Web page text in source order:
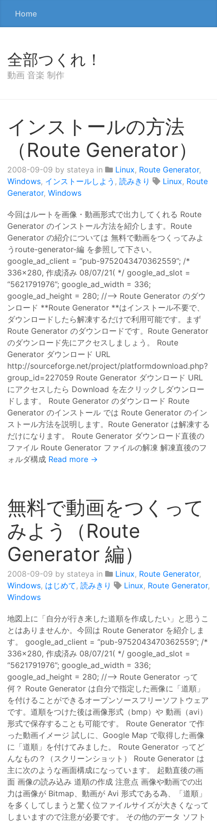
Home
全部つくれ！
動画 音楽 制作
インストールの方法
（Route Generator）
2008-09-09 by stateya in Linux, Route Generator,
Windows, インストールしよう , 読みきり Linux, Route
Generator, Windows
今回はルートを画像・動画形式で出力してくれる Route
Generator のインストール方法を紹介します。Route
Generator の紹介については 無料で動画をつくってみよ
うroute-generator-編 を参照して下さい。
google_ad_client = “pub-9752043470362559”; /*
336x280, 作成済み 08/07/21( */ google_ad_slot =
“5621791976”; google_ad_width = 336;
google_ad_height = 280; //–> Route Generator のダウ
ンロード **Route Generator **はインストール不要で、
ダウンロードしたら解凍するだけで利用可能です。まず
Route Generator のダウンロードです。Route Generator
のダウンロード先にアクセスしましょう。 Route
Generator ダウンロード URL
http://sourceforge.net/project/platformdownload.php?
group_id=227059 Route Generator ダウンロード URL
にアクセスしたら Download を左クリックしダウンロー
ドします。 Route Generator のダウンロード Route
Generator のインストール では Route Generator のイン
ストール方法を説明します。Route Generator は解凍する
だけになります。 Route Generator ダウンロード直後の
ファイル Route Generator ファイルの解凍 解凍直後のフ
ォルダ構成 Read more →
無料で動画をつくって
みよう（Route
Generator 編）
2008-09-09 by stateya in Linux, Route Generator,
Windows, はじめて, 読みきり Linux, Route Generator,
Windows
地図上に「自分が行き来した道順を作成したい」と思うこ
とはありませんか。今回は Route Generator を紹介しま
す。 google_ad_client = “pub-9752043470362559”; /*
336x280, 作成済み 08/07/21( */ google_ad_slot =
“5621791976”; google_ad_width = 336;
google_ad_height = 280; //–> Route Generator って
何？ Route Generator は自分で指定した画像に「道順」
を付けることができるオープンソースフリーソフトウェア
です。道順をつけた後は画像形式（bmp）や 動画（avi）
形式で保存することも可能です。 Route Generator で作
った動画イメージ 試しに、Google Map で取得した画像
に「道順」を付けてみました。 Route Generator ってど
んなもの？（スクリーンショット） Route Generator は
主に次のような画面構成になっています。 起動直後の画
面 画像の読み込み 道順の作成 注意点 画像や動画での出
力は画像が Bitmap、動画が Avi 形式である為、「道順」
を多くしてしまうと驚く位ファイルサイズが大きくなって
しまいますので注意が必要です。 その他のデータ ソフト